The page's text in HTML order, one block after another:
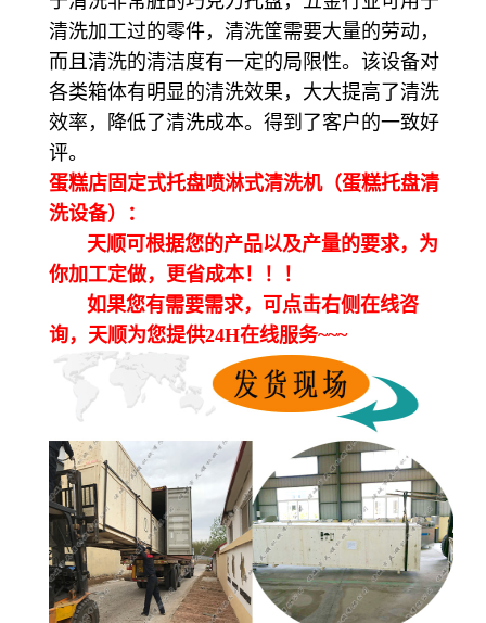
清洗加工过的零件，清洗筐需要大量的劳动，
而且清洗的清洁度有一定的局限性。该设备对
各类箱体有明显的清洗效果，大大提高了清洗
效率，降低了清洗成本。得到了客户的一致好
评。
蛋糕店固定式托盘喷淋式清洗机（蛋糕托盘清
洗设备）：
天顺可根据您的产品以及产量的要求，为
你加工定做，更省成本！！！
如果您有需要需求，可点击右侧在线咨
询，天顺为您提供24H在线服务~~~